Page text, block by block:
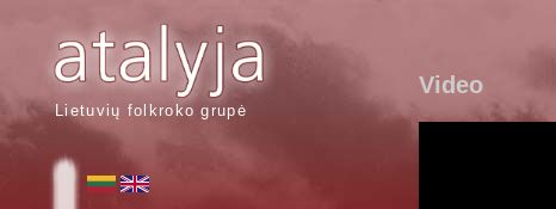
Lietuvių folkroko grupė
Video